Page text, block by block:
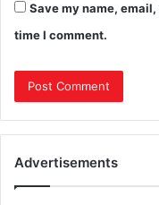
Save my name,
time I comment.
Advertisements